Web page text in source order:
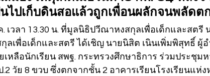
ไปเก็บดินสอแล้วถูกเพื่อนผลักจนพลัดต
. เวลา 13.30 น. ที่มูลนิธิปวีณาหงสกุลเพื่อเด็กและสต
ลเพื่อเด็กและสตรี ได้เชิญ นายนิสิต เนินเพิ่มพิสุทธิ์ ผู้
หลือนักเรียน สพฐ. กระทรวงศึกษาธิการ ร่วมประชุม
วัย 8 ขวบ ซึ่งตกจากชั้น 2 อาคารเรียนโรงเรียนแห่